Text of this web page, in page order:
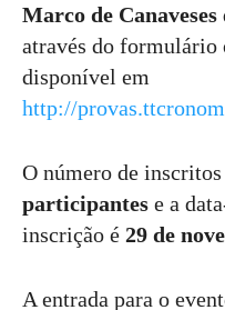
Marco de Canaveses
através do
disponível em
http://
O número de
participantes e a
inscrição é 29 de
A entrada para o